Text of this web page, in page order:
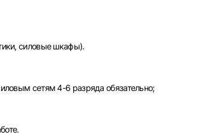
силовые шкафы).
сетям 4-6 разряда обязательно;